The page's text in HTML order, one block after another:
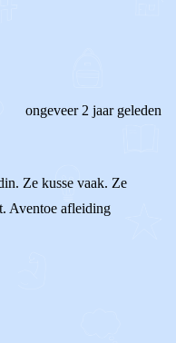
ongeveer 2 jaar geleden
Ze kusse vaak. Ze
Aventoe afleiding